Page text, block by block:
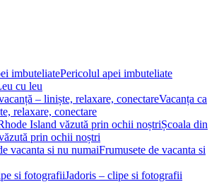
Pericolul apei imbuteliate
cu leu
Vacanța ca
relaxare, conectare
Școala din
prin ochii noștri
Frumusete de vacanta si
Jadoris – clipe si fotografii